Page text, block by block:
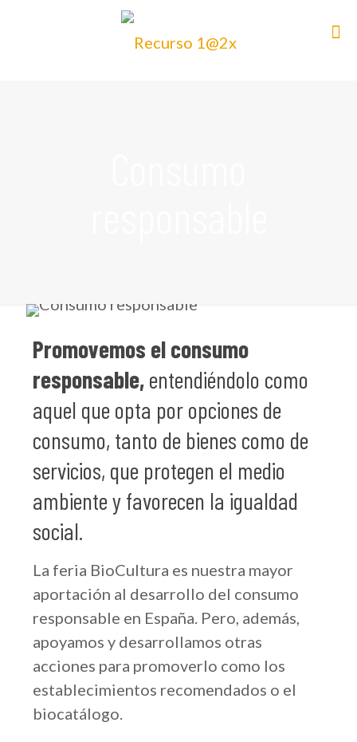
Promovemos el consumo
responsable,entendiéndolo como
aquel que opta por opciones de
consumo, tanto de bienes como de
servicios, que protegen el medio
ambiente y favorecen la igualdad
social.
La feria BioCultura es nuestra mayor
aportación al desarrollo del consumo
responsable en España. Pero, además,
apoyamos y desarrollamos otras
acciones para promoverlo como los
establecimientos recomendados o el
biocatálogo.